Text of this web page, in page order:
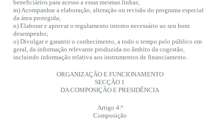
beneficiários para acesso a essas mesmas linhas;
m) Acompanhar a elaboração, alteração ou revisão do programa especial
da área protegida;
n) Elaborar e aprovar o regulamento interno necessário ao seu bom
desempenho;
o) Divulgar e garantir o conhecimento, a todo o tempo pelo público em
geral, da informação relevante produzida no âmbito da cogestão,
incluindo informação relativa aos instrumentos de financiamento.
ORGANIZAÇÃO E FUNCIONAMENTO
SECÇÃO 1
DA COMPOSIÇÃO E PRESIDÊNCIA
Artigo 4.º
Composição